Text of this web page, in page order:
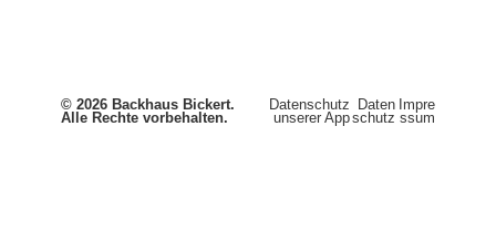
© 2026 Backhaus Bickert.
Alle Rechte vorbehalten.
Datenschutz
unserer App
Daten
schutz
Impre
ssum